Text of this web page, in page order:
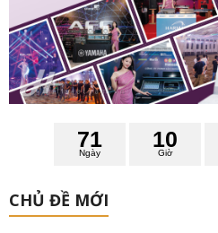
Ngày
71
Giờ
10
CHỦ ĐỀ MỚI